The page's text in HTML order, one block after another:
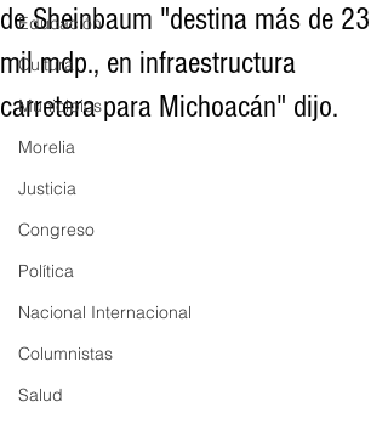
Educación
Cultura
Municipios
Morelia
Justicia
Congreso
Política
Nacional Internacional
Columnistas
Salud
de Sheinbaum "destina más de 23
mil mdp., en infraestructura
carretera para Michoacán" dijo.